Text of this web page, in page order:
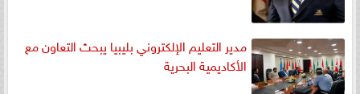
مدير التعليم الإلكتروني بليبيا يبحث التعاون مع
الأكاديمية البحرية